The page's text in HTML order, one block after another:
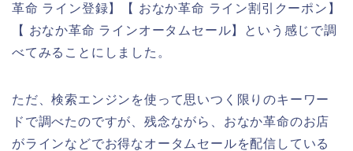
革命 ライン登録】【 おなか革命 ライン割引クーポン】
【 おなか革命 ラインオータムセール】という感じで調
べてみることにしました。
ただ、検索エンジンを使って思いつく限りのキーワー
ドで調べたのですが、残念ながら、おなか革命のお店
がラインなどでお得なオータムセールを配信している